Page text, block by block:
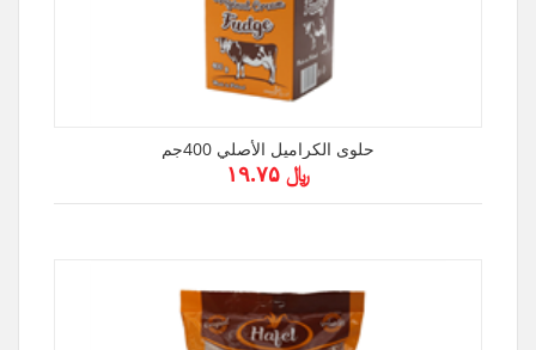
حلوى الكراميل الأصلي 400جم
﷼ ۱۹.۷۵